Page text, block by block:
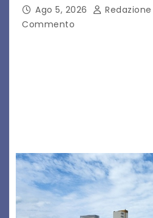
Ago 5, 2026 Redazione
Commento